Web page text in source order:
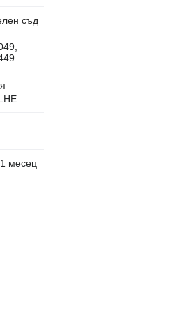
съд
месец